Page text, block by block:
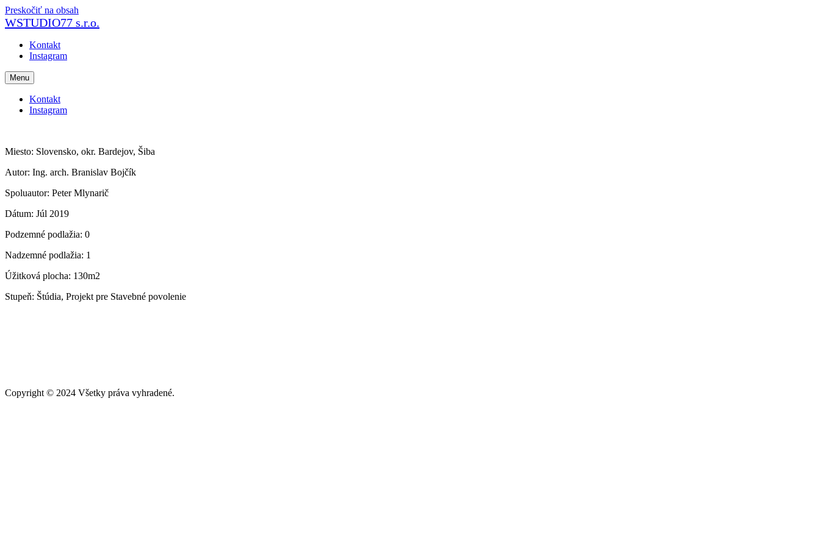
Preskočiť na obsah
WSTUDIO77 s.r.o.
Kontakt
Instagram
Menu
Kontakt
Instagram
Miesto: Slovensko, okr. Bardejov, Šiba
Autor: Ing. arch. Branislav Bojčík
Spoluautor: Peter Mlynarič
Dátum: Júl 2019
Podzemné podlažia: 0
Nadzemné podlažia: 1
Úžitková plocha: 130m2
Stupeň: Štúdia, Projekt pre Stavebné povolenie
Copyright © 2024 Všetky práva vyhradené.